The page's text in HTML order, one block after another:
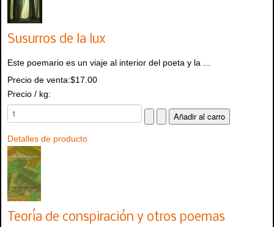
Susurros de la lux
Este poemario es un viaje al interior del poeta y la ...
Precio de venta:$17.00
Precio / kg:
Detalles de producto
Teoría de conspiración y otros poemas